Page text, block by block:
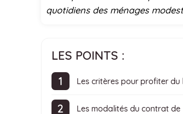
quotidiens des ménages
LES POINTS :
Les critères pour profiter du
Les modalités du contrat